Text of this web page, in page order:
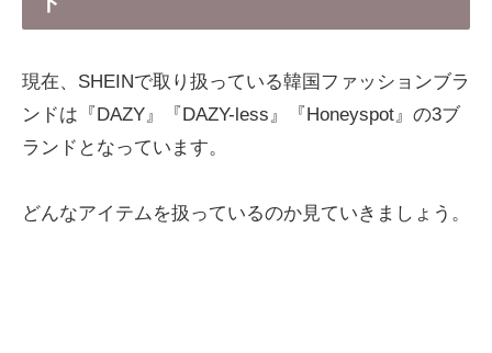
現在、SHEINで取り扱っている韓国ファッションブラ
ンドは『DAZY』『DAZY-less』『Honeyspot』の3ブ
ランドとなっています。
どんなアイテムを扱っているのか見ていきましょう。